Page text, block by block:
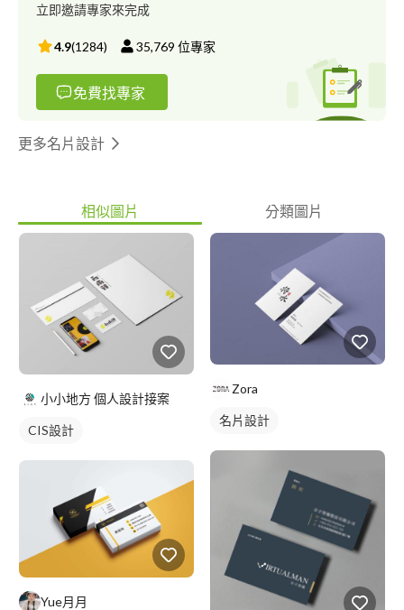
立即邀請專家來完成
4.9(1284) 35,769 位專家
免費找專家
更多名片設計
相似圖片 分類圖片
小小地方 個人設計接案
CIS設計
Yue月月
Zora
名片設計